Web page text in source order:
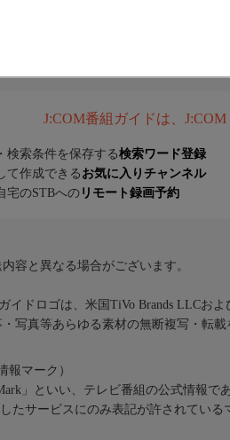
J:COM番組ガイドは、
検索条件を保存する検索ワード登録
て作成できる お気に入りチャンネル
宅のSTBへのリモート録画予約
容と異なる場合がございます。
イドロゴは、米国TiVo Brands LLCお
写真等あらゆる素材の無断複写・転載
報マーク）
」といい、テレビ番組の公式情報で
たサービスにのみ表記が許されている